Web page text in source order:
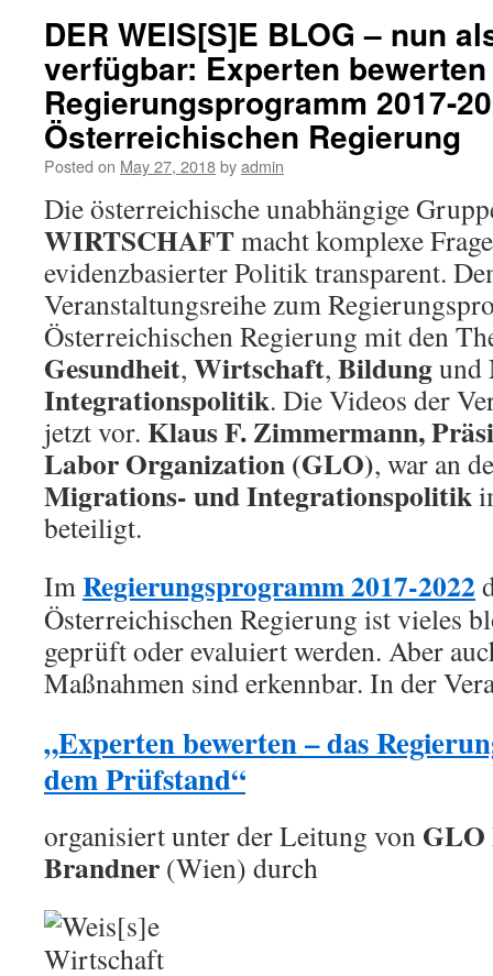
DER WEIS[S]E BLOG – nun
verfügbar: Experten
Regierungsprogramm 2017-
Österreichischen Regierung
Posted on May 27, 2018byadmin
Die österreichische unabhängige
WIRTSCHAFTmacht komplexe
evidenzbasierter Politik transparent.
Veranstaltungsreihe zum
Österreichischen Regierung mit den
Gesundheit, Wirtschaft, Bildungund
Integrationspolitik. Die Videos der
jetzt vor. Klaus F. Zimmermann,
Labor Organization (GLO), war an
Migrations- und Integrationspolitik
beteiligt.
ImRegierungsprogramm 2017-2022
Österreichischen Regierung ist vieles
geprüft oder evaluiert werden. Aber
Maßnahmen sind erkennbar. In der
„Experten bewerten – das
dem Prüfstand“
organisiert unter der Leitung von GLO
Brandner (Wien) durch